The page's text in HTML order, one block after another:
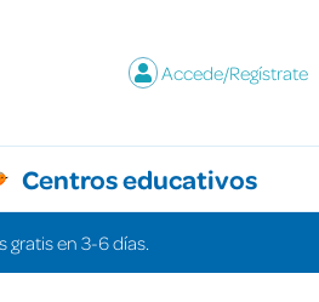
Accede/Regístrate
Centros educativos
gratis en 3-6 días.